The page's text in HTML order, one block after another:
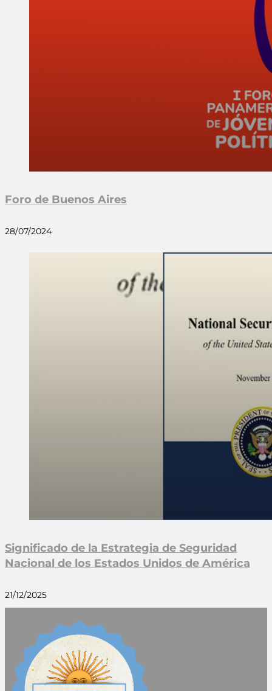
Foro de Buenos Aires
28/07/2024
Significado de la Estrategia de Seguridad
Nacional de los Estados Unidos de América
21/12/2025